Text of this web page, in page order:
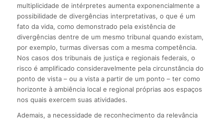
multiplicidade de intérpretes aumenta exponencialmente a
possibilidade de divergências interpretativas, o que é um
fato da vida, como demonstrado pela existência de
divergências dentre de um mesmo tribunal quando existam,
por exemplo, turmas diversas com a mesma competência.
Nos casos dos tribunais de justiça e regionais federais, o
risco é amplificado consideravelmente pela circunstância do
ponto de vista – ou a vista a partir de um ponto – ter como
horizonte à ambiência local e regional próprias aos espaços
nos quais exercem suas atividades.
Ademais, a necessidade de reconhecimento da relevância